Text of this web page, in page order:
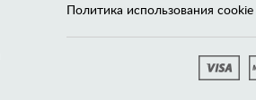
Политика использования cookie